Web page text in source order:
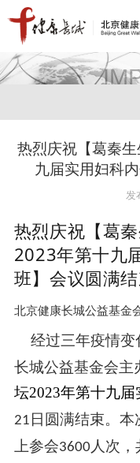
热烈庆祝【葛秦
九届实用妇科
发
热烈庆祝【葛
2023年第十九
班】会议圆满
北京健康长城公益基金
经过三年疫情变
长城公益基金会主
坛2023年第十九
21 日圆满结束。
上参会3600 人次，